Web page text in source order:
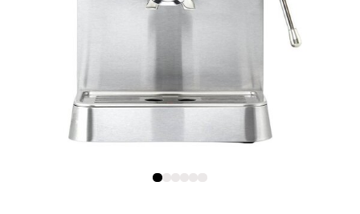
Velg
Mandal - Alti Mandal